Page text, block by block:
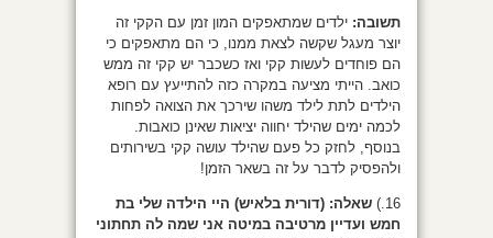
תשובה: ילדים שמתאפקים המון זמן עם הקקי זה
יוצר מעגל שקשה לצאת ממנו, כי הם מתאפקים כי
הם פוחדים לעשות קקי ואז כשכבר יש קקי זה ממש
כואב. הייתי מציעה במקרה כזה להתייעץ עם רופא
הילדים לתת לילד משהו שירכך את הצואה לפחות
לכמה ימים שהילד יחווה יציאות שאינן כואבות.
בנוסף, לחזק כל פעם שהילד עושה קקי בשירותים
ולהפסיק לדבר על זה בשאר הזמן!
16.)
שאלה: (דורית בלאיש) היי הילדה שלי בת
חמש ועדיין מרטיבה במיטה אני שמה לה תחתוני